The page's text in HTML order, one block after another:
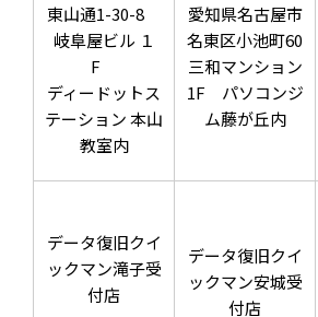
東山通1-30-8
岐阜屋ビル １
F
ディードットス
テーション 本山
教室内
愛知県名古屋市
名東区小池町60
三和マンション
1F パソコンジ
ム藤が丘内
データ復旧クイ
ックマン滝子受
付店
データ復旧クイ
ックマン安城受
付店